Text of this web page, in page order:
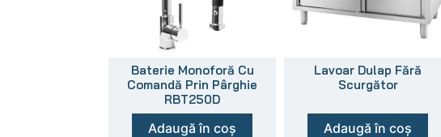
Baterie Monoforă Cu
Comandă Prin Pârghie
RBT250D
Adaugă în coș
Lavoar Dulap Fără
Scurgător
Adaugă în coș